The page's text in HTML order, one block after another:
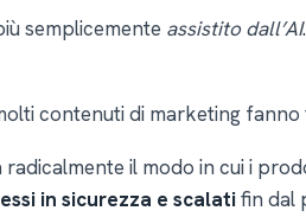
semplicemente assistito dall’AI.
contenuti di marketing
il modo in cui i
in sicurezza e scalatifin dal